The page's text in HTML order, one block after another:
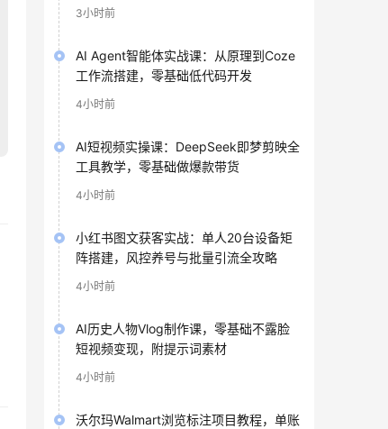
3小时前
AI Agent智能体实战课：从原理到Coze
工作流搭建，零基础低代码开发
4小时前
AI短视频实操课：DeepSeek即梦剪映全
工具教学，零基础做爆款带货
4小时前
小红书图文获客实战：单人20台设备矩
阵搭建，风控养号与批量引流全攻略
4小时前
AI历史人物Vlog制作课，零基础不露脸
短视频变现，附提示词素材
4小时前
沃尔玛Walmart浏览标注项目教程，单账